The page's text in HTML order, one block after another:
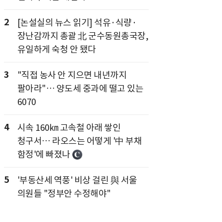
2
[논설실의 뉴스 읽기] 석유·식량·
장난감까지 총괄 北 군수동원총국장,
유일하게 숙청 안 됐다
3
"직접 농사 안 지으면 내년까지
팔아라"… 양도세 중과에 떨고 있는
6070
4
시속 160㎞ 고속철 아래 쌓인
청구서… 라오스는 어떻게 '中 부채
함정'에 빠졌나
5
'부동산세 역풍' 비상 걸린 與 서울
의원들 "정부안 수정해야"